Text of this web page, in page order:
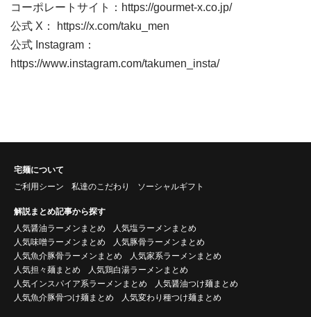
コーポレートサイト： https://gourmet-x.co.jp/
公式 X：
https://x.com/taku_men
公式 Instagram：
https://www.instagram.com/takumen_insta/
宅麺について
ご利用シーン
私達のこだわり ソーシャルギフト
解説まとめ記事から探す
人気醤油ラーメンまとめ
人気塩ラーメンまとめ
人気味噌ラーメンまとめ
人気豚骨ラーメンまとめ
人気魚介豚骨ラーメンまとめ
人気家系ラーメンまとめ
人気担々麺まとめ
人気鶏白湯ラーメンまとめ
人気インスパイア系ラーメンまとめ
人気醤油つけ麺まとめ
人気魚介豚骨つけ麺まとめ
人気変わり種つけ麺まとめ